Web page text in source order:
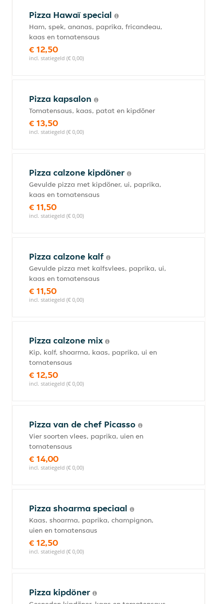
Pizza Hawaï special
Ham, spek, ananas, paprika, fricandeau,
kaas en tomatensaus
€ 12,50
incl. statiegeld (€ 0,00)
Pizza kapsalon
Tomatensaus, kaas, patat en kipdöner
€ 13,50
incl. statiegeld (€ 0,00)
Pizza calzone kipdöner
Gevulde pizza met kipdöner, ui, paprika,
kaas en tomatensaus
€ 11,50
incl. statiegeld (€ 0,00)
Pizza calzone kalf
Gevulde pizza met kalfsvlees, paprika, ui,
kaas en tomatensaus
€ 11,50
incl. statiegeld (€ 0,00)
Pizza calzone mix
Kip, kalf, shoarma, kaas, paprika, ui en
tomatensaus
€ 12,50
incl. statiegeld (€ 0,00)
Pizza van de chef Picasso
Vier soorten vlees, paprika, uien en
tomatensaus
€ 14,00
incl. statiegeld (€ 0,00)
Pizza shoarma speciaal
Kaas, shoarma, paprika, champignon,
uien en tomatensaus
€ 12,50
incl. statiegeld (€ 0,00)
Pizza kipdöner